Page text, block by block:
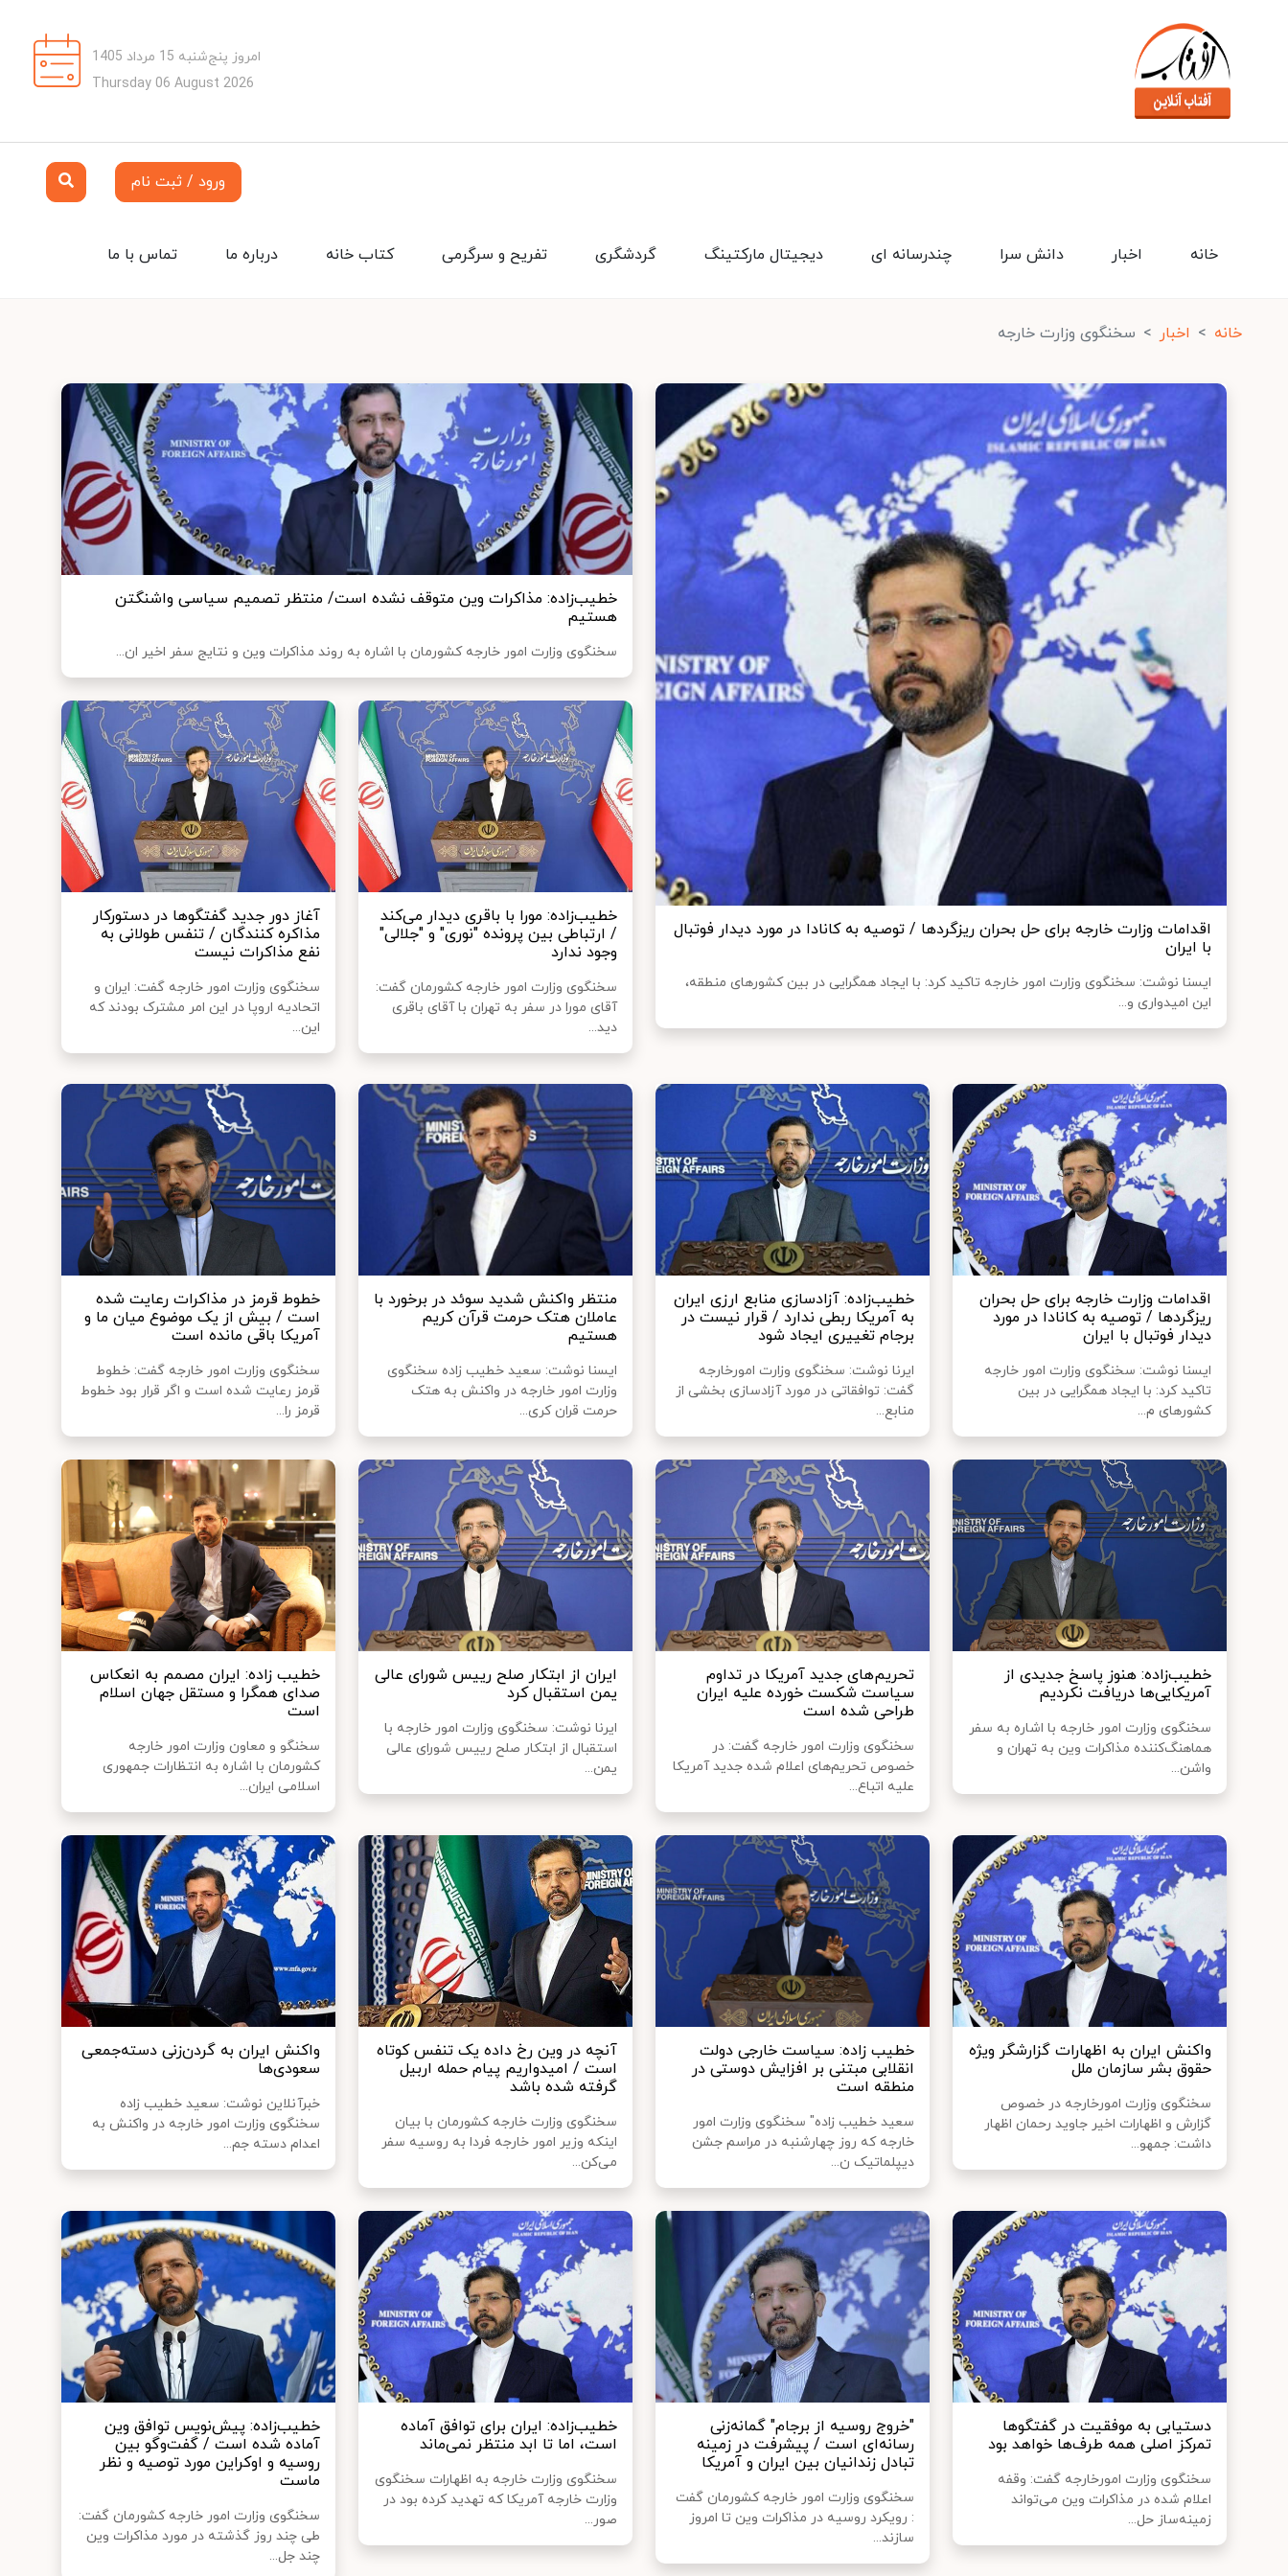
امروز پنج‌شنبه 15 مرداد 1405
Thursday 06 August 2026
ورود / ثبت نام
تماس با ما درباره ما کتاب خانه تفریح و سرگرمی گردشگری دیجیتال مارکتینگ چندرسانه ای دانش سرا اخبار خانه
خانه اخبار سخنگوی وزارت خارجه
اقدامات وزارت خارجه برای حل بحران ریزگردها / توصیه به کانادا در مورد دیدار فوتبال
با ایران
ایسنا نوشت: سخنگوی وزارت امور خارجه تاکید کرد: با ایجاد همگرایی در بین کشورهای منطقه،
این امیدواری و...
خطیب‌زاده: مذاکرات وین متوقف نشده است/ منتظر تصمیم سیاسی واشنگتن
هستیم
سخنگوی وزارت امور خارجه کشورمان با اشاره به روند مذاکرات وین و نتایج سفر اخیر ان...
خطیب‌زاده: مورا با باقری دیدار می‌کند
/ ارتباطی بین پرونده "نوری" و "جلالی"
وجود ندارد
سخنگوی وزارت امور خارجه کشورمان گفت:
آقای مورا در سفر به تهران با آقای باقری
دید...
آغاز دور جدید گفتگوها در دستورکار
مذاکره کنندگان / تنفس طولانی به
نفع مذاکرات نیست
سخنگوی وزارت امور خارجه گفت: ایران و
اتحادیه اروپا در این امر مشترک بودند که
این...
اقدامات وزارت خارجه برای حل بحران
ریزگردها / توصیه به کانادا در مورد
دیدار فوتبال با ایران
ایسنا نوشت: سخنگوی وزارت امور خارجه
تاکید کرد: با ایجاد همگرایی در بین
کشورهای م...
خطیب‌زاده: آزادسازی منابع ارزی ایران
به آمریکا ربطی ندارد / قرار نیست در
برجام تغییری ایجاد شود
ایرنا نوشت: سخنگوی وزارت امورخارجه
گفت: توافقاتی در مورد آزادسازی بخشی از
منابع...
منتظر واکنش شدید سوئد در برخورد با
عاملان هتک حرمت قرآن کریم
هستیم
ایسنا نوشت: سعید خطیب زاده سخنگوی
وزارت امور خارجه در واکنش به هتک
حرمت قران کری...
خطوط قرمز در مذاکرات رعایت شده
است / بیش از یک موضوع میان ما و
آمریکا باقی مانده است
سخنگوی وزارت امور خارجه گفت: خطوط
قرمز رعایت شده است و اگر قرار بود خطوط
قرمز را...
خطیب‌زاده: هنوز پاسخ جدیدی از
آمریکایی‌ها دریافت نکردیم
سخنگوی وزارت امور خارجه با اشاره به سفر
هماهنگ‌کننده مذاکرات وین به تهران و
واشن...
تحریم‌های جدید آمریکا در تداوم
سیاست شکست خورده علیه ایران
طراحی شده است
سخنگوی وزارت امور خارجه گفت: در
خصوص تحریم‌های اعلام شده جدید آمریکا
علیه اتباع...
ایران از ابتکار صلح رییس شورای عالی
یمن استقبال کرد
ایرنا نوشت: سخنگوی وزارت امور خارجه با
استقبال از ابتکار صلح رییس شورای عالی
یمن...
خطیب زاده: ایران مصمم به انعکاس
صدای همگرا و مستقل جهان اسلام
است
سخنگو و معاون وزارت امور خارجه
کشورمان با اشاره به انتظارات جمهوری
اسلامی ایران...
واکنش ایران به اظهارات گزارشگر ویژه
حقوق بشر سازمان ملل
سخنگوی وزارت امورخارجه در خصوص
گزارش و اظهارات اخیر جاوید رحمان اظهار
داشت: جمهو...
خطیب زاده: سیاست خارجی دولت
انقلابی مبتنی بر افزایش دوستی در
منطقه است
سعید خطیب زاده" سخنگوی وزارت امور
خارجه که روز چهارشنبه در مراسم جشن
دیپلماتیک ن...
آنچه در وین رخ داده یک تنفس کوتاه
است / امیدواریم پیام حمله اربیل
گرفته شده باشد
سخنگوی وزارت خارجه کشورمان با بیان
اینکه وزیر امور خارجه فردا به روسیه سفر
می‌کن...
واکنش ایران به گردن‌زنی دسته‌جمعی
سعودی‌ها
خبرآنلاین نوشت: سعید خطیب زاده
سخنگوی وزارت امور خارجه در واکنش به
اعدام دسته جم...
دستیابی به‌ موفقیت در گفتگوها
تمرکز اصلی همه طرف‌ها خواهد بود
سخنگوی وزارت امورخارجه گفت: وقفه
اعلام شده در مذاکرات وین می‌تواند
زمینه‌ساز حل‌...
"خروج روسیه از برجام" گمانه‌زنی
رسانه‌ای است / پیشرفت در زمینه
تبادل زندانیان بین ایران و آمریکا
سخنگوی وزارت امور خارجه کشورمان گفت
: رویکرد روسیه در مذاکرات وین تا امروز
سازند...
خطیب‌زاده: ایران برای توافق آماده
است، اما تا ابد منتظر نمی‌ماند
سخنگوی وزارت خارجه به اظهارات سخنگوی
وزارت خارجه آمریکا که تهدید کرده بود در
صور...
خطیب‌زاده: پیش‌نویس توافق وین
آماده شده است / گفت‌وگو بین
روسیه و اوکراین مورد توصیه و نظر
ماست
سخنگوی وزارت امور خارجه کشورمان گفت:
طی چند روز گذشته در مورد مذاکرات وین
چند جل...